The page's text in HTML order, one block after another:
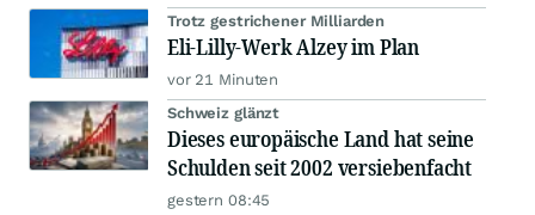
Trotz gestrichener Milliarden
Eli-Lilly-Werk Alzey im Plan
vor 21 Minuten
Schweiz glänzt
Dieses europäische Land hat seine
Schulden seit 2002 versiebenfacht
gestern 08:45